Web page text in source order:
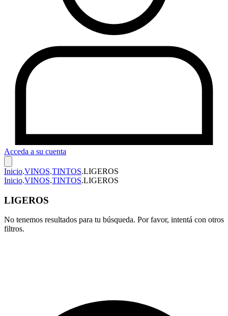
Acceda a su cuenta
Inicio.VINOS.TINTOS.LIGEROS
Inicio.VINOS.TINTOS.LIGEROS
LIGEROS
No tenemos resultados para tu búsqueda. Por favor, intentá con otros
filtros.